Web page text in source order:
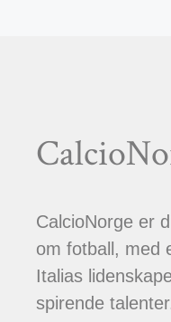
CalcioNorge er
om fotball, med
Italias
spirende